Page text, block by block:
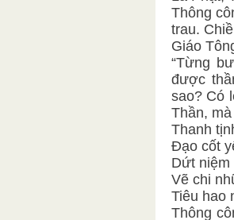
Thông
trau.
Giáo
“Từng
được
sao? Có
Thần,
Thanh
Đạo cốt
Dứt niệm
Vẽ chi
Tiêu hao
Thông